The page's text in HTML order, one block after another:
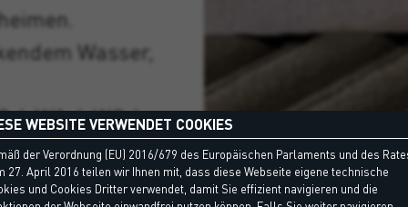
Wasser,
I, W1-I, W2-I,
5 (Balkone,
und
WEBSITE VERWENDET COOKIES
der Verordnung (EU) 2016/679 des Europäischen Parlaments und des
27. April 2016 teilen wir Ihnen mit, dass diese Webseite eigene technische
und Cookies Dritter verwendet, damit Sie effizient navigieren und die